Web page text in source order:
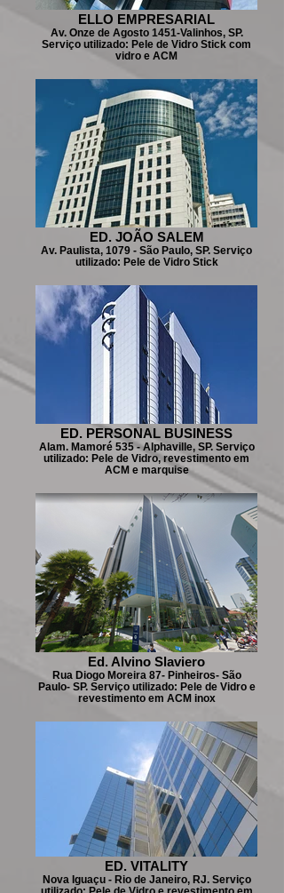
ELLO EMPRESARIAL
Av. Onze de Agosto 1451-Valinhos, SP.
Serviço utilizado: Pele de Vidro Stick com
vidro e ACM
ED. JOÃO SALEM
Av. Paulista, 1079 - São Paulo, SP. Serviço
utilizado: Pele de Vidro Stick
ED. PERSONAL BUSINESS
Alam. Mamoré 535 - Alphaville, SP. Serviço
utilizado: Pele de Vidro, revestimento em
ACM e marquise
Ed. Alvino Slaviero
Rua Diogo Moreira 87- Pinheiros- São
Paulo- SP. Serviço utilizado: Pele de Vidro e
revestimento em ACM inox
ED. VITALITY
Nova Iguaçu - Rio de Janeiro, RJ. Serviço